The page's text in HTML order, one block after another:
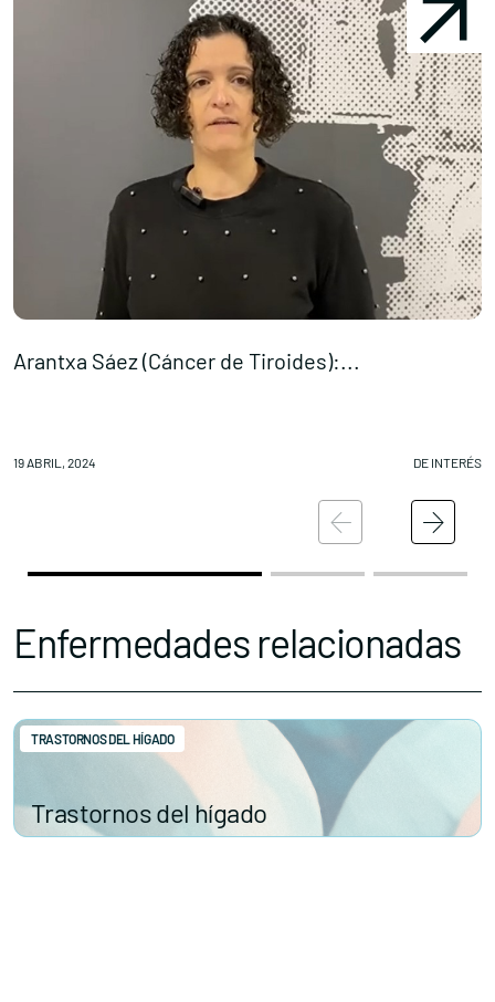
Arantxa Sáez (Cáncer de Tiroides):...
19 ABRIL, 2024 DE INTERÉS
Enfermedades relacionadas
Trastornos del hígado
TRASTORNOS DEL HÍGADO